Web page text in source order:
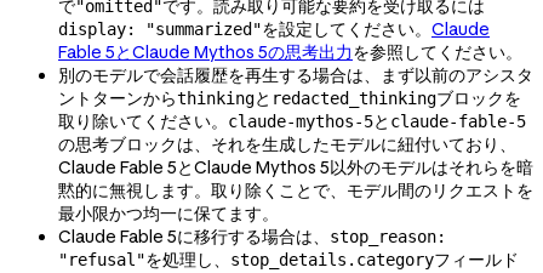
で"omitted"です。読み取り可能な要約を受け取るには
display: "summarized"を設定してください。 Claude
Fable 5とClaude Mythos 5の思考出力を参照してください。
別のモデルで会話履歴を再生する場合は、まず以前のアシスタ
ントターンからthinkingと redacted_thinkingブロックを
取り除いてください。
claude-mythos-5と claude-fable-5
の思考ブロックは、それを生成したモデルに紐付いており、
Claude Fable 5とClaude Mythos 5以外のモデルはそれらを暗
黙的に無視します。取り除くことで、モデル間のリクエストを
最小限かつ均一に保てます。
Claude Fable 5に移行する場合は、
stop_reason:
"refusal"を処理し、 stop_details.categoryフィールド